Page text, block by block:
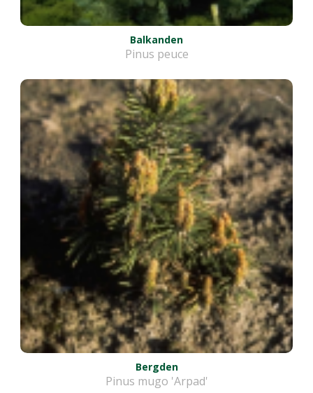
Balkanden
Pinus peuce
Bergden
Pinus mugo 'Arpad'